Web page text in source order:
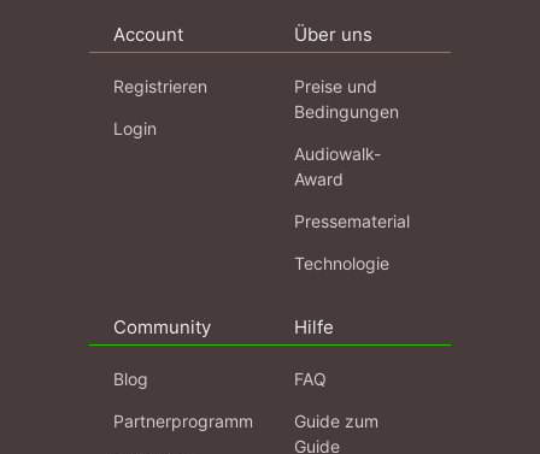
Account
Registrieren
Login
Über uns
Preise und
Bedingungen
Audiowalk-
Award
Pressematerial
Technologie
Community
Blog
Partnerprogramm
Hilfe
FAQ
Guide zum
Guide